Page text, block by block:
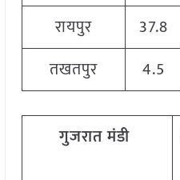
रायपुर 37.8
तखतपुर
4.5
गुजरात मंडी